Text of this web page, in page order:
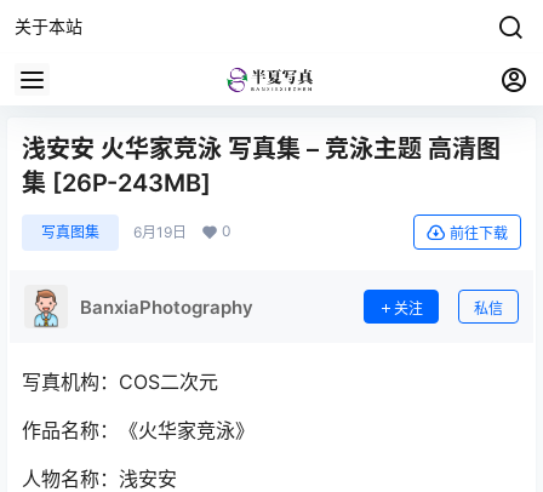
关于本站
浅安安 火华家竞泳 写真集 – 竞泳主题 高清图
集 [26P-243MB]
写真图集 6月19日 0 前往下载
BanxiaPhotography 关注 私信
写真机构：COS二次元
作品名称：《火华家竞泳》
人物名称：浅安安